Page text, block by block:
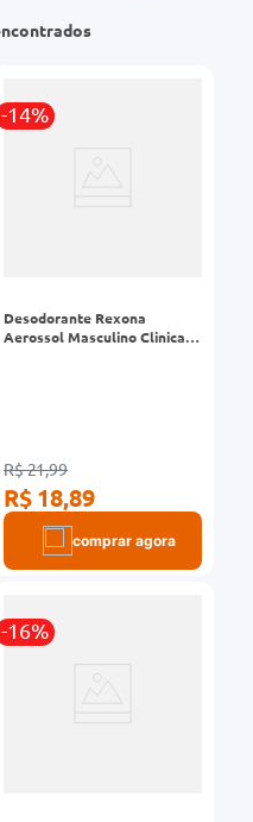
-14%
Desodorante Rexona
Aerossol Masculino Clinical
R$ 21,99
R$ 18,89
comprar agora
-16%